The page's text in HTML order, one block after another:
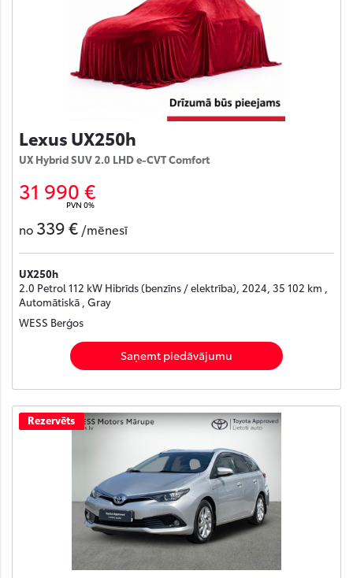
Lexus UX250h
UX Hybrid SUV 2.0 LHD e-CVT Comfort
31 990 €
PVN 0%
no 339 € /mēnesī
UX250h
2.0 Petrol 112 kW Hibrīds (benzīns / elektrība), 2024, 35 102 km ,
Automātiskā , Gray
WESS Berģos
Saņemt piedāvājumu
Rezervēts